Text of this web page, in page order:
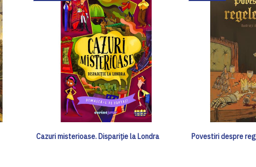
Cazuri misterioase. Dispariție la Londra Povestiri despre